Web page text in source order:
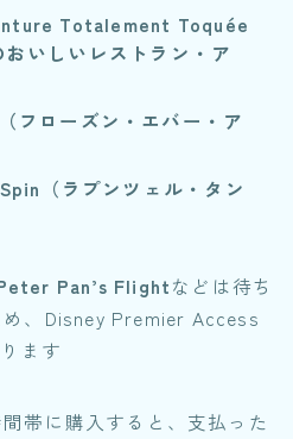
Totalement Toquée
いしいレストラン・ア
フローズン・エバー・ア
（ラプンツェル・タン
Pan’s Flightなどは待ち
、Disney Premier Access
ます
帯に購入すると、支払った